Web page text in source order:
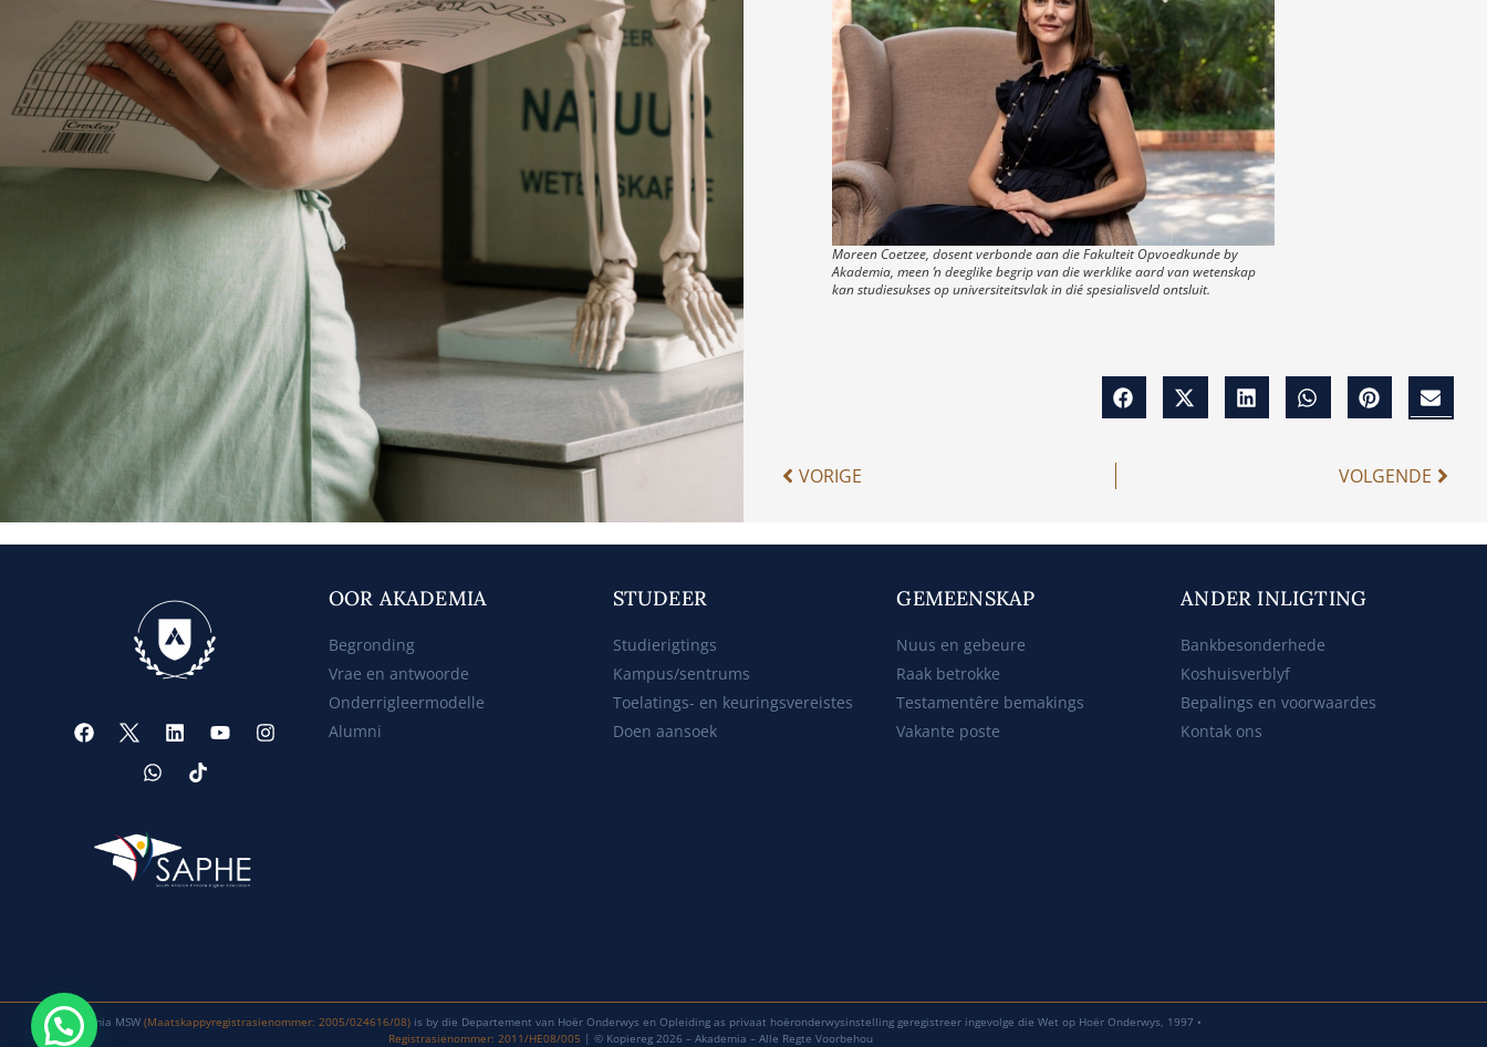
Moreen Coetzee, dosent verbonde aan die Fakulteit Opvoedkunde by
Akademia, meen ŉ deeglike begrip van die werklike aard van wetenskap
kan studiesukses op universiteitsvlak in dié spesialisveld ontsluit.
VORIGE VOLGENDE
OOR AKADEMIA
Begronding
Vrae en antwoorde
Onderrigleermodelle
Alumni
STUDEER
Studierigtings
Kampus/sentrums
Toelatings- en keuringsvereistes
Doen aansoek
GEMEENSKAP
Nuus en gebeure
Raak betrokke
Testamentêre bemakings
Vakante poste
ANDER INLIGTING
Bankbesonderhede
Koshuisverblyf
Bepalings en voorwaardes
Kontak ons
Akademia MSW (Maatskappyregistrasienommer: 2005/024616/08) is by die Departement van Hoër Onderwys en Opleiding as privaat hoëronderwysinstelling geregistreer ingevolge die Wet op Hoër Onderwys, 1997 •
Registrasienommer: 2011/HE08/005 | © Kopiereg 2026 – Akademia – Alle Regte Voorbehou